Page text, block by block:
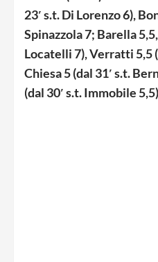
23′ s.t. Di Lorenzo 6),
Spinazzola 7; Barella
Locatelli 7), Verratti 5,5
Chiesa 5 (dal 31′ s.t.
(dal 30′ s.t. Immobile